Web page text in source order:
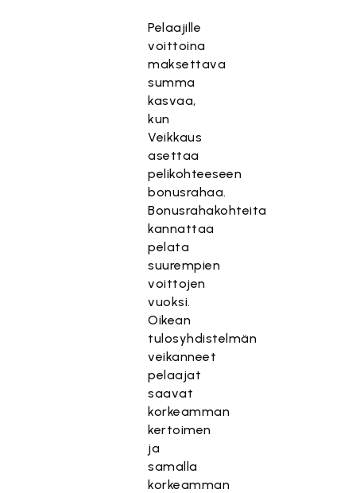
Pelaajille
voittoina
maksettava
summa
kasvaa,
kun
Veikkaus
asettaa
pelikohteeseen
bonusrahaa.
Bonusrahakohteita
kannattaa
pelata
suurempien
voittojen
vuoksi.
Oikean
tulosyhdistelmän
veikanneet
pelaajat
saavat
korkeamman
kertoimen
ja
samalla
korkeamman